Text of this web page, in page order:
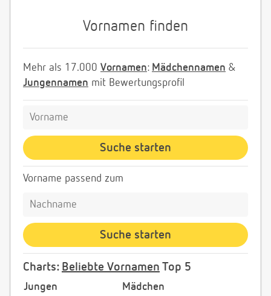
Vornamen finden
Mehr als 17.000 Vornamen: Mädchennamen &
Jungennamen mit Bewertungsprofil
Vorname passend zum
Charts: Beliebte Vornamen Top 5
Jungen Mädchen